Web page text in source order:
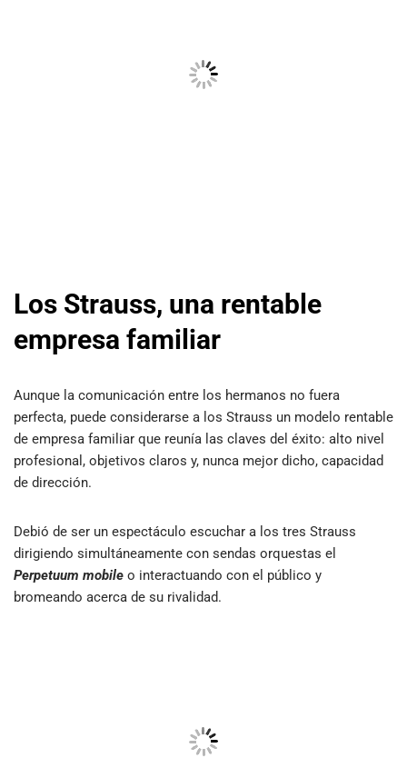
Los Strauss, una rentable
empresa familiar
Aunque la comunicación entre los hermanos no fuera
perfecta, puede considerarse a los Strauss un modelo rentable
de empresa familiar que reunía las claves del éxito: alto nivel
profesional, objetivos claros y, nunca mejor dicho, capacidad
de dirección.
Debió de ser un espectáculo escuchar a los tres Strauss
dirigiendo simultáneamente con sendas orquestas el
Perpetuum mobile o interactuando con el público y
bromeando acerca de su rivalidad.